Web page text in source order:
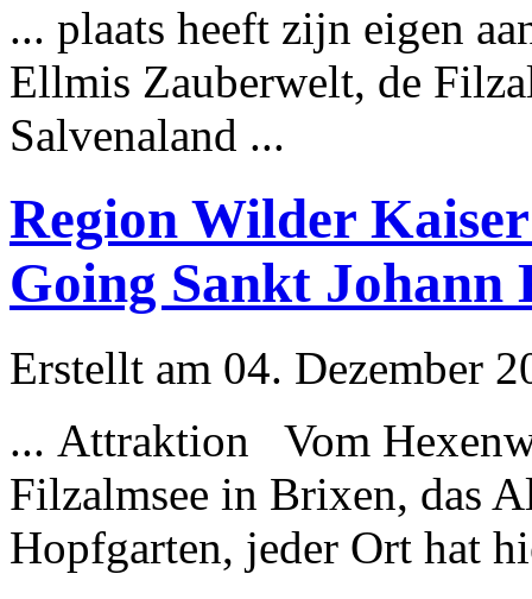
... plaats heeft zijn eigen
Ellmis Zauberwelt, de
Salvenaland ...
Region Wilder
Going Sankt Johann
Erstellt am 04. Dezember
... Attraktion Vom
Filzalmsee in Brixen, das
Hopfgarten, jeder Ort hat